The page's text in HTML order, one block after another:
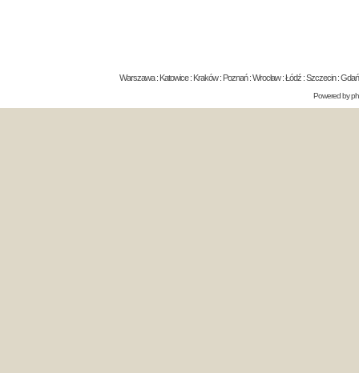
Warszawa : Katowice : Kraków : Poznań : Wrocław : Łódź : Szczecin :
Powered by